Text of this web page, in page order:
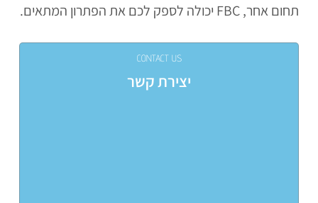
תחום אחר, FBC יכולה לספק לכם את הפתרון המתאים.
CONTACT US
יצירת קשר